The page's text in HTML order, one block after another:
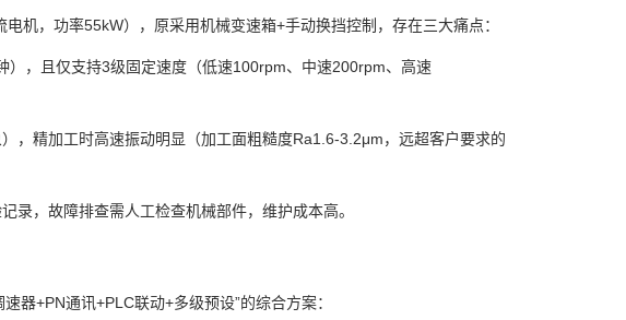
机，功率55kW），原采用机械变速箱+手动换挡控制，存在三大痛点：
），且仅支持3级固定速度（低速100rpm、中速200rpm、高速
，精加工时高速振动明显（加工面粗糙度Ra1.6-3.2μm，远超客户要求的
录，故障排查需人工检查机械部件，维护成本高。
器+PN通讯+PLC联动+多级预设”的综合方案：